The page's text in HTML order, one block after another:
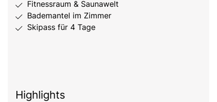
Fitnessraum & Saunawelt
Bademantel im Zimmer
Skipass für 4 Tage
Highlights